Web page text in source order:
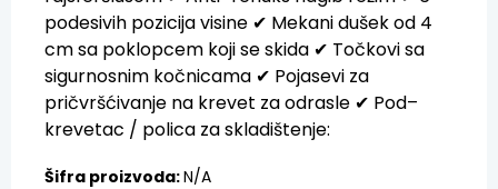
podesivih pozicijavisine ✔ Mekanidušekod 4
cmsa poklopcem kojiseskida ✔ Točkovisa
sigurnosnim kočnicama ✔ Pojasevi za
pričvršćivanje na krevet zaodrasle ✔ Pod–
krevetac / polica za skladištenje:
Šifra proizvoda:N/A